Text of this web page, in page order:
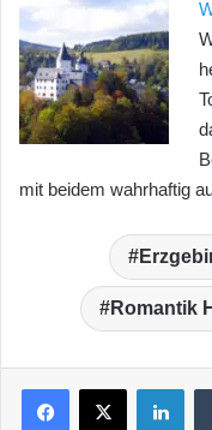
mit beidem wahrhaftig
Romantik